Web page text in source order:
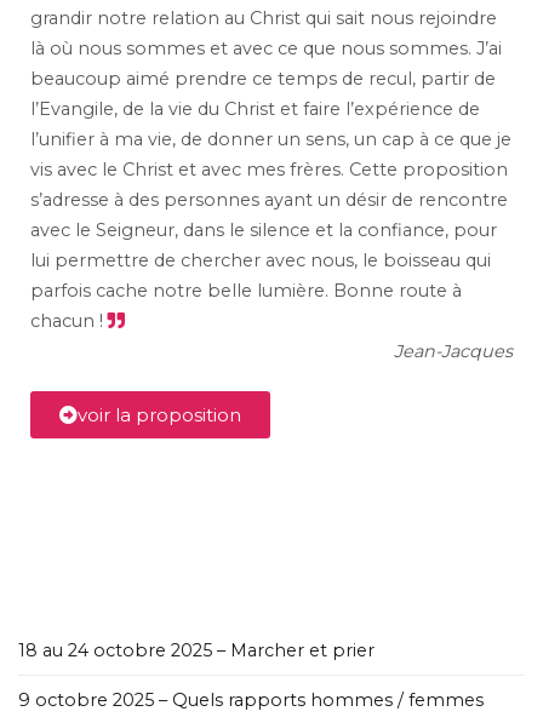
grandir notre relation au Christ qui sait nous rejoindre
là où nous sommes et avec ce que nous sommes. J’ai
beaucoup aimé prendre ce temps de recul, partir de
l’Evangile, de la vie du Christ et faire l’expérience de
l’unifier à ma vie, de donner un sens, un cap à ce que je
vis avec le Christ et avec mes frères. Cette proposition
s’adresse à des personnes ayant un désir de rencontre
avec le Seigneur, dans le silence et la confiance, pour
lui permettre de chercher avec nous, le boisseau qui
parfois cache notre belle lumière. Bonne route à
chacun !
Jean-Jacques
voir la proposition
18 au 24 octobre 2025 – Marcher et prier
9 octobre 2025 – Quels rapports hommes / femmes